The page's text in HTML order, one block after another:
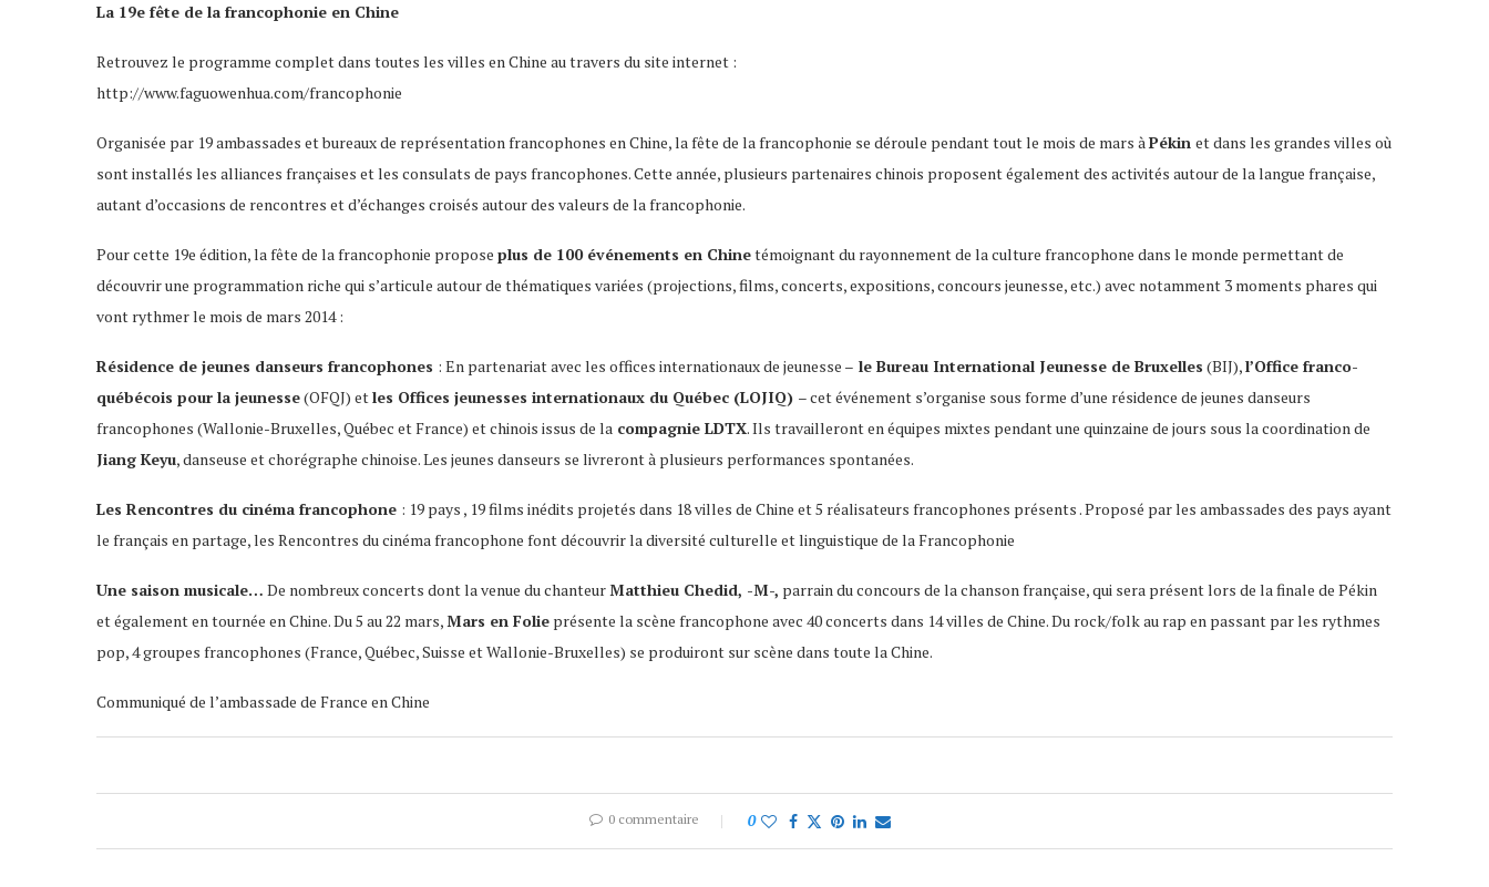
La 19e fête de la francophonie en Chine
Retrouvez le programme complet dans toutes les villes en Chine au travers du site internet :
http://www.faguowenhua.com/francophonie
Organisée par 19 ambassades et bureaux de représentation francophones en Chine, la fête de la francophonie se déroule pendant tout le mois de mars àPékin et dans les grandes villes où
sont installés les alliances françaises et les consulats de pays francophones. Cette année, plusieurs partenaires chinois proposent également des activités autour de la langue française,
autant d’occasions de rencontres et d’échanges croisés autour des valeurs de la francophonie.
Pour cette 19e édition, la fête de la francophonie propose plus de 100 événements en Chinetémoignant du rayonnement de la culture francophone dans le monde permettant de
découvrir une programmation riche qui s’articule autour de thématiques variées (projections, films, concerts, expositions, concours jeunesse, etc.) avec notamment 3 moments phares qui
vont rythmer le mois de mars 2014 :
Résidence de jeunes danseurs francophones : En partenariat avec les offices internationaux de jeunesse – le Bureau International Jeunesse de Bruxelles (BIJ),l’Office franco-
québécois pour la jeunesse(OFQJ) etles Offices jeunesses internationaux du Québec (LOJIQ) – cet événement s’organise sous forme d’une résidence de jeunes danseurs
francophones (Wallonie-Bruxelles, Québec et France) et chinois issus de la compagnie LDTX. Ils travailleront en équipes mixtes pendant une quinzaine de jours sous la coordination de
Jiang Keyu, danseuse et chorégraphe chinoise. Les jeunes danseurs se livreront à plusieurs performances spontanées.
Les Rencontres du cinéma francophone : 19 pays , 19 films inédits projetés dans 18 villes de Chine et 5 réalisateurs francophones présents . Proposé par les ambassades des pays ayant
le français en partage, les Rencontres du cinéma francophone font découvrir la diversité culturelle et linguistique de la Francophonie
Une saison musicale… De nombreux concerts dont la venue du chanteurMatthieu Chedid, -M-, parrain du concours de la chanson française, qui sera présent lors de la finale de Pékin
et également en tournée en Chine. Du 5 au 22 mars,Mars en Folie présente la scène francophone avec 40 concerts dans 14 villes de Chine. Du rock/folk au rap en passant par les rythmes
pop, 4 groupes francophones (France, Québec, Suisse et Wallonie-Bruxelles) se produiront sur scène dans toute la Chine.
Communiqué de l’ambassade de France en Chine
0 commentaire 0